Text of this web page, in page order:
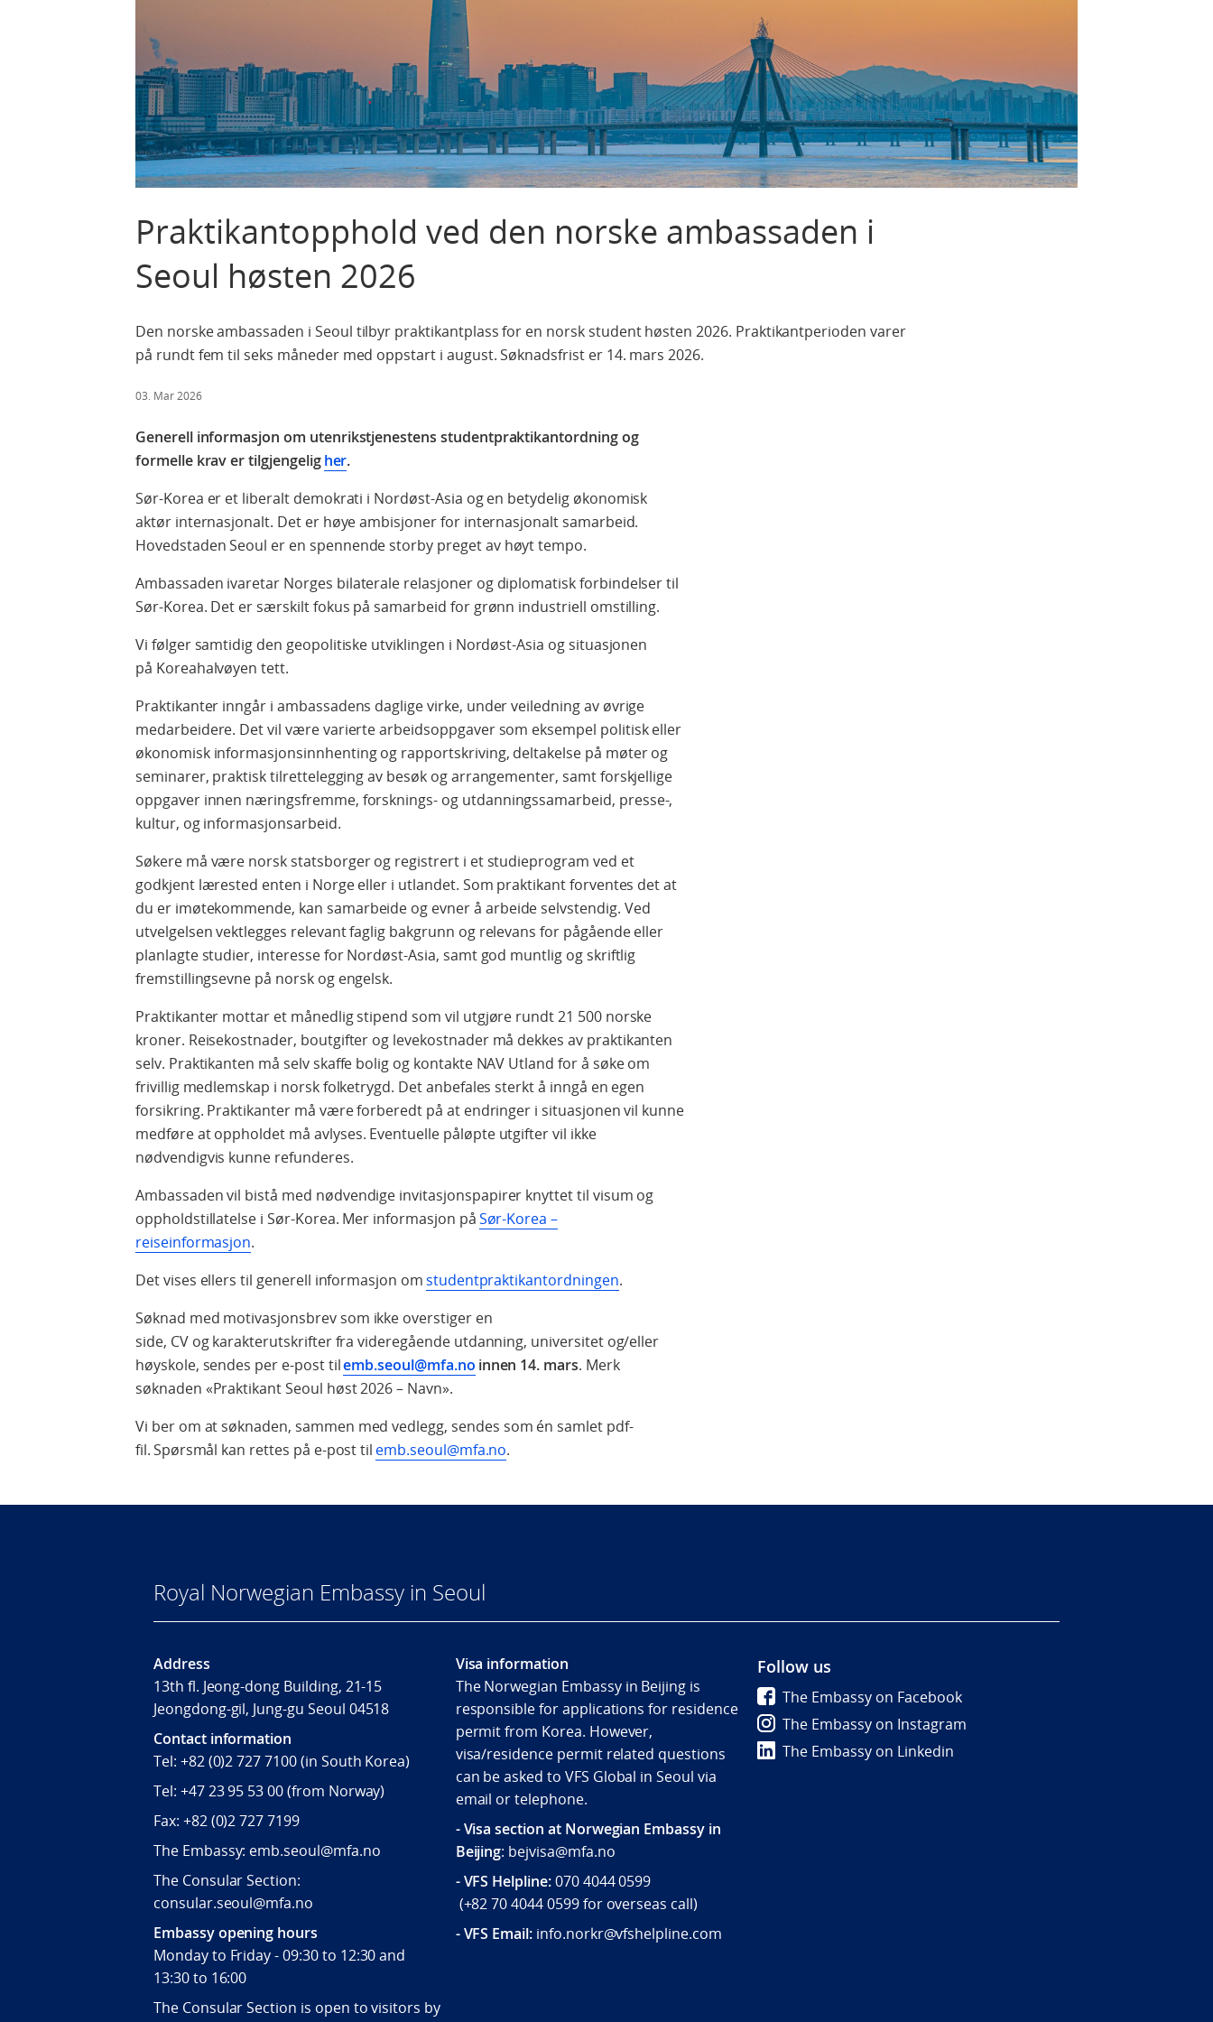
Praktikantopphold ved den norske ambassaden i
Seoul høsten 2026
Den norske ambassaden i Seoul tilbyr praktikantplass for en norsk student høsten 2026. Praktikantperioden varer
på rundt fem til seks måneder med oppstart i august. Søknadsfrist er 14. mars 2026.
03. Mar 2026
Generell informasjon om utenrikstjenestens studentpraktikantordning og
formelle krav er tilgjengeligher.
Sør-Korea er et liberalt demokrati i Nordøst-Asia og en betydelig økonomisk
aktør internasjonalt. Det er høye ambisjoner for internasjonalt samarbeid.
Hovedstaden Seoul er en spennende storby preget av høyt tempo.
Ambassaden ivaretar Norges bilaterale relasjoner og diplomatisk forbindelser til
Sør-Korea. Det er særskilt fokus på samarbeid for grønn industriell omstilling.
Vi følger samtidig den geopolitiske utviklingen i Nordøst-Asia og situasjonen
på Koreahalvøyen tett.
Praktikanter inngår i ambassadens daglige virke, under veiledning av øvrige
medarbeidere. Det vil være varierte arbeidsoppgaver som eksempel politisk eller
økonomisk informasjonsinnhenting og rapportskriving, deltakelse på møter og
seminarer, praktisk tilrettelegging av besøk og arrangementer, samt forskjellige
oppgaver innen næringsfremme, forsknings- og utdanningssamarbeid, presse-,
kultur, og informasjonsarbeid.
Søkere må være norsk statsborger og registrert i et studieprogram ved et
godkjent lærested enten i Norge eller i utlandet. Som praktikant forventes det at
du er imøtekommende, kan samarbeide og evner å arbeide selvstendig. Ved
utvelgelsen vektlegges relevant faglig bakgrunn og relevans for pågående eller
planlagte studier, interesse for Nordøst-Asia, samt god muntlig og skriftlig
fremstillingsevne på norsk og engelsk.
Praktikanter mottar et månedlig stipend som vil utgjøre rundt 21 500 norske
kroner. Reisekostnader, boutgifter og levekostnader må dekkes av praktikanten
selv. Praktikanten må selv skaffe bolig og kontakte NAV Utland for å søke om
frivillig medlemskap i norsk folketrygd. Det anbefales sterkt å inngå en egen
forsikring. Praktikanter må være forberedt på at endringer i situasjonen vil kunne
medføre at oppholdet må avlyses. Eventuelle påløpte utgifter vil ikke
nødvendigvis kunne refunderes.
Ambassaden vil bistå med nødvendige invitasjonspapirer knyttet til visum og
oppholdstillatelse i Sør-Korea. Mer informasjon påSør-Korea –
reiseinformasjon.
Det vises ellers til generell informasjon omstudentpraktikantordningen.
Søknad med motivasjonsbrev som ikke overstiger en
side, CV og karakterutskrifter fra videregående utdanning, universitet og/eller
høyskole, sendes per e-post tilemb.seoul@mfa.no innen 14. mars. Merk
søknaden «Praktikant Seoul høst 2026 – Navn».
Vi ber om at søknaden, sammen med vedlegg, sendes som én samlet pdf-
fil. Spørsmål kan rettes på e-post til emb.seoul@mfa.no.
Royal Norwegian Embassy in Seoul
Address
13th fl. Jeong-dong Building, 21-15
Jeongdong-gil, Jung-gu Seoul 04518
Contact information
Tel: +82 (0)2 727 7100(in South Korea)
Tel: +47 23 95 53 00(from Norway)
Fax: +82 (0)2 727 7199
The Embassy: emb.seoul@mfa.no
The Consular Section:
consular.seoul@mfa.no
Embassy opening hours
Monday to Friday - 09:30 to 12:30 and
13:30 to 16:00
The Consular Section is open to visitors by
Visa information
The Norwegian Embassy in Beijing is
responsible for applications for residence
permit from Korea. However,
visa/residence permit related questions
can be asked to VFS Global in Seoul via
email or telephone.
- Visa section at Norwegian Embassy in
Beijing: bejvisa@mfa.no
- VFS Helpline:070 4044 0599
(+82 70 4044 0599for overseas call)
- VFS Email: info.norkr@vfshelpline.com
Follow us
The Embassy on Facebook
The Embassy on Instagram
The Embassy on Linkedin